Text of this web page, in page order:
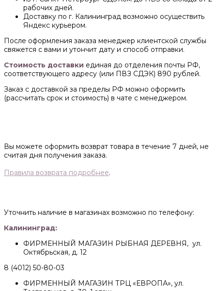
рабочих дней.
Доставку по г. Калининград возможно осуществить
Яндекс курьером.
После оформления заказа менеджер клиентской службы
свяжется с вами и утончит дату и способ отправки.
Стоимость доставки единая до отделения почты РФ,
соответствующего адресу (или ПВЗ СДЭК) 890 рублей.
Заказ с доставкой за пределы РФ можно оформить
(рассчитать срок и стоимость) в чате с менеджером.
Вы можете оформить возврат товара в течение 7 дней, не
считая дня получения заказа.
Правила возврата подробнее.
Уточнить наличие в магазинах возможно по телефону:
Калининград:
ФИРМЕННЫЙ МАГАЗИН РЫБНАЯ ДЕРЕВНЯ, ул.
Октябрьская, д. 12
8 (4012) 50-80-03
ФИРМЕННЫЙ МАГАЗИН ТРЦ «ЕВРОПА», ул.